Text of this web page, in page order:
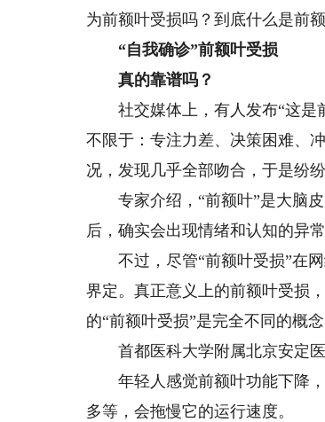
为前额叶受损吗？到底什么是前
“自我确诊”前额叶受损
真的靠谱吗？
社交媒体上，有人发布“这是
不限于：专注力差、决策困难、
况，发现几乎全部吻合，于是纷
专家介绍，“前额叶”是大脑皮
后，确实会出现情绪和认知的异
不过，尽管“前额叶受损”在网
界定。真正意义上的前额叶受损
的“前额叶受损”是完全不同的概念
首都医科大学附属北京安定医
年轻人感觉前额叶功能下降，
多等，会拖慢它的运行速度。